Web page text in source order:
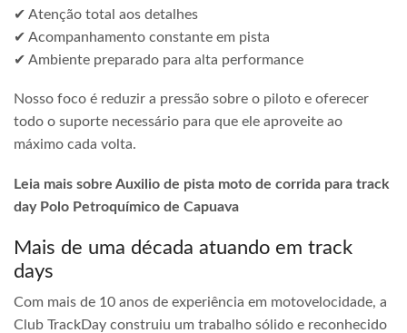
✔ Atenção total aos detalhes
✔ Acompanhamento constante em pista
✔ Ambiente preparado para alta performance
Nosso foco é reduzir a pressão sobre o piloto e oferecer
todo o suporte necessário para que ele aproveite ao
máximo cada volta.
Leia mais sobre Auxilio de pista moto de corrida para track
day Polo Petroquímico de Capuava
Mais de uma década atuando em track
days
Com mais de 10 anos de experiência em motovelocidade, a
Club TrackDay construiu um trabalho sólido e reconhecido